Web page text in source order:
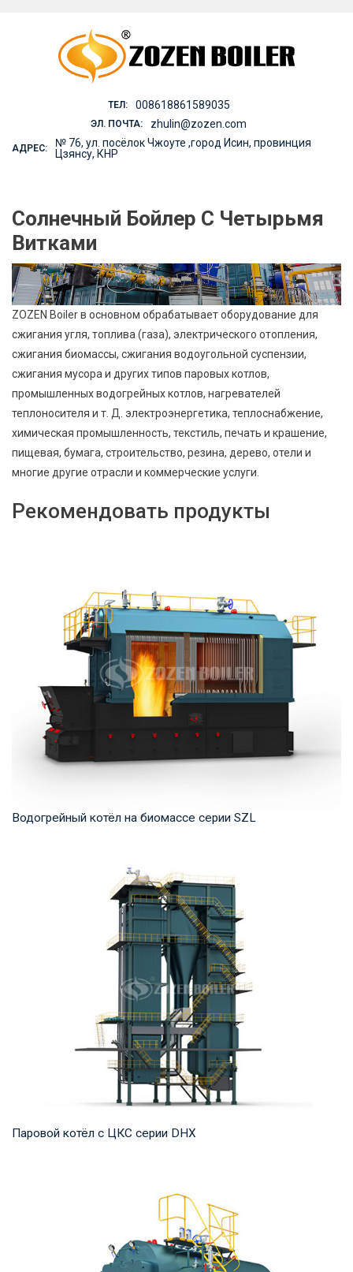
ТЕЛ: 008618861589035
ЭЛ. ПОЧТА: zhulin@zozen.com
АДРЕС:
№ 76, ул. посёлок Чжоуте ,город Исин, провинция
Цзянсу, КНР
Солнечный Бойлер С Четырьмя
Витками
ZOZEN Boiler в основном обрабатывает оборудование для
сжигания угля, топлива (газа), электрического отопления,
сжигания биомассы, сжигания водоугольной суспензии,
сжигания мусора и других типов паровых котлов,
промышленных водогрейных котлов, нагревателей
теплоносителя и т. Д. электроэнергетика, теплоснабжение,
химическая промышленность, текстиль, печать и крашение,
пищевая, бумага, строительство, резина, дерево, отели и
многие другие отрасли и коммерческие услуги.
Рекомендовать продукты
Водогрейный котёл на биомассе серии SZL
мощность продукта: 2,8-29 МВт Температура...
Паровой котёл с ЦКС серии DHX
продукта: 35-75 т/ч Температура на выходе...